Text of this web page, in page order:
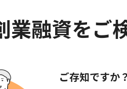
業融資をご
ご存知ですか？